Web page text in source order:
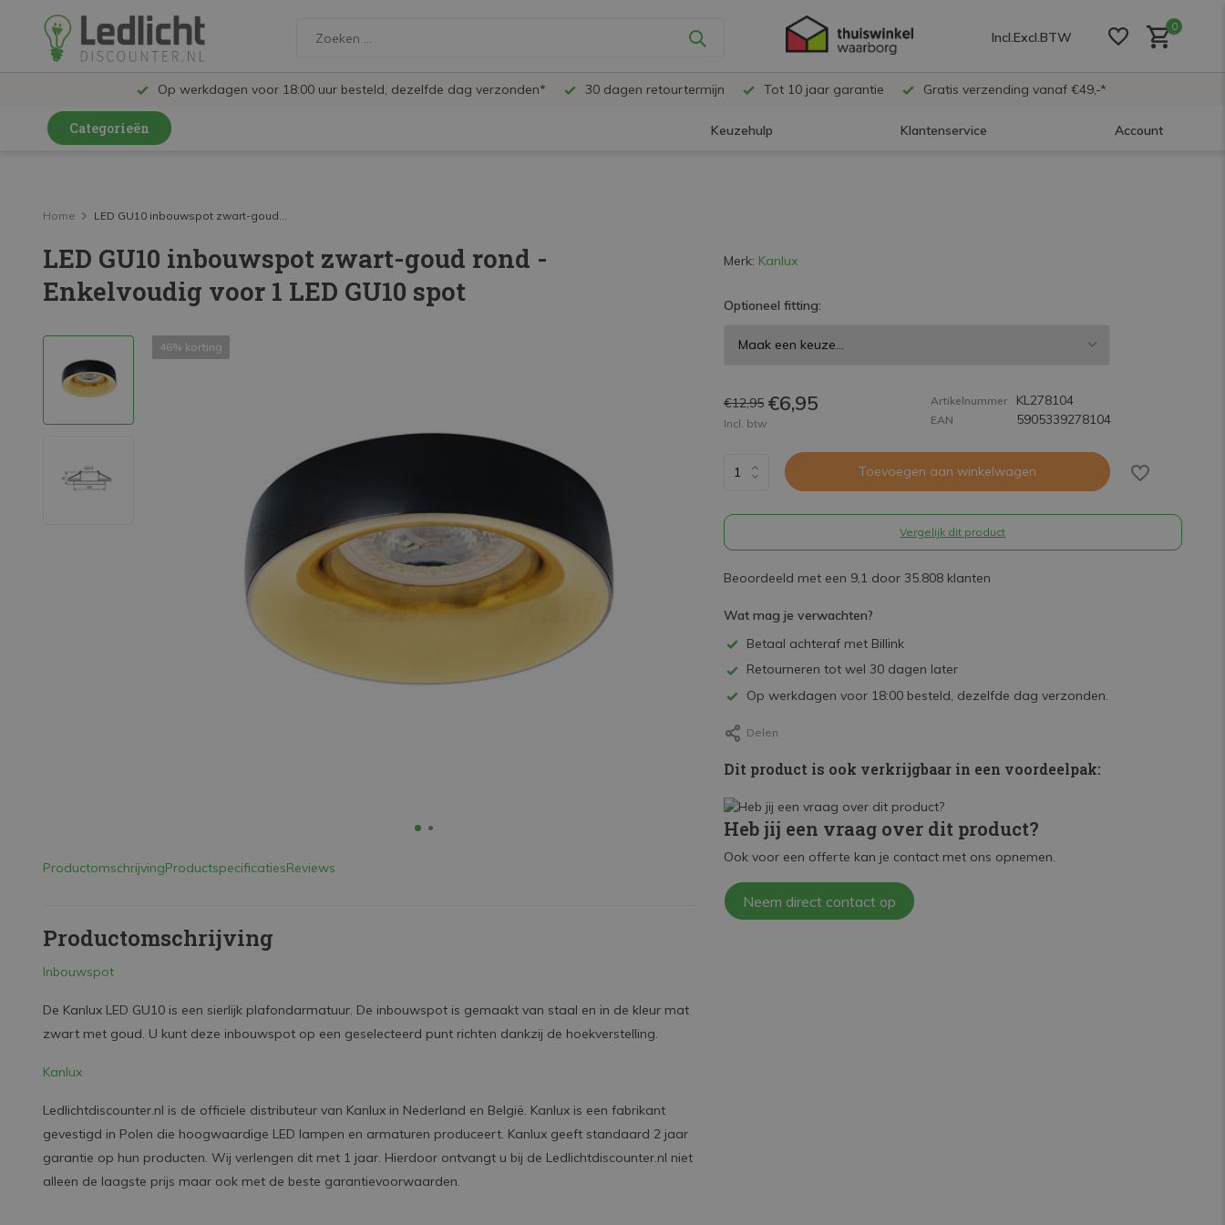
Incl.Excl.BTW
0
Op werkdagen voor 18:00 uur besteld, dezelfde dag verzonden* 30 dagen retourtermijn Tot 10 jaar garantie Gratis verzending vanaf €49,-*
Categorieën Keuzehulp Klantenservice Account
LED Railspots
LED Panelen
LED TL
LED Schijnwerpers
LED High Bay lampen
LED Buitenverlichting
Home LED GU10 inbouwspot zwart-goud...
LED GU10 inbouwspot zwart-goud rond -
Enkelvoudig voor 1 LED GU10 spot
46% korting
ProductomschrijvingProductspecificatiesReviews
Productomschrijving
Inbouwspot
De Kanlux LED GU10 is een sierlijk plafondarmatuur. De inbouwspot is gemaakt van staal en in de kleur mat
zwart met goud. U kunt deze inbouwspot op een geselecteerd punt richten dankzij de hoekverstelling.
Kanlux
Ledlichtdiscounter.nl is de officiele distributeur van Kanlux in Nederland en België. Kanlux is een fabrikant
gevestigd in Polen die hoogwaardige LED lampen en armaturen produceert. Kanlux geeft standaard 2 jaar
garantie op hun producten. Wij verlengen dit met 1 jaar. Hierdoor ontvangt u bij de Ledlichtdiscounter.nl niet
alleen de laagste prijs maar ook met de beste garantievoorwaarden.
Merk: Kanlux
Optioneel fitting:
€12,95 €6,95
Incl. btw
Artikelnummer KL278104
EAN 5905339278104
Toevoegen aan winkelwagen
Vergelijk dit product
Beoordeeld met een 9,1 door 35.808 klanten
Wat mag je verwachten?
Betaal achteraf met Billink
Retourneren tot wel 30 dagen later
Op werkdagen voor 18:00 besteld, dezelfde dag verzonden.
Delen
Dit product is ook verkrijgbaar in een voordeelpak:
Heb jij een vraag over dit product?
Ook voor een offerte kan je contact met ons opnemen.
Neem direct contact op